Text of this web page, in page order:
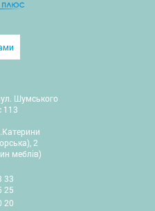
Шумського
113
2
меблів)
33
25
20